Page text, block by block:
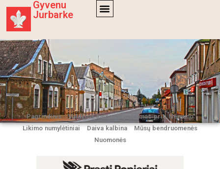
Gyvenu
Jurbarke
Pagrindinis Valdžios kaina
Gyvenimas prie Nemuno
Likimo numylėtiniai
Daiva kalbina
Mūsų bendruomenės
Nuomonės